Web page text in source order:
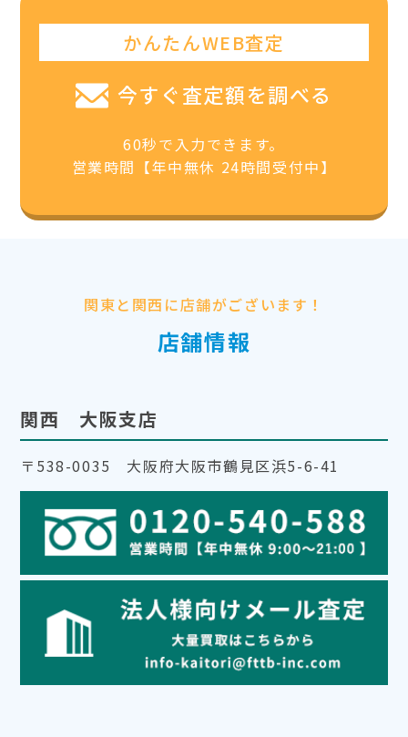
かんたんWEB査定
今すぐ査定額を調べる
60秒で入力できます。
営業時間【年中無休 24時間受付中】
関東と関西に店舗がございます！
店舗情報
関西 大阪支店
〒538-0035 大阪府大阪市鶴見区浜5-6-41